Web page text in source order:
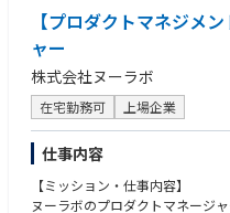
【プロダクトマネジメ
ャー
株式会社ヌーラボ
在宅勤務可 上場企業
仕事内容
【ミッション・仕事内容】
ヌーラボのプロダクトマネージ